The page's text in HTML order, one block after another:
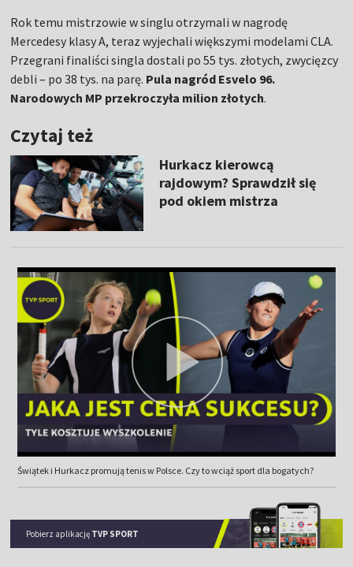
Rok temu mistrzowie w singlu otrzymali w nagrodę
Mercedesy klasy A, teraz wyjechali większymi modelami CLA.
Przegrani finaliści singla dostali po 55 tys. złotych, zwycięzcy
debli – po 38 tys. na parę. Pula nagród Esvelo 96.
Narodowych MP przekroczyła milion złotych.
Czytaj też
Hurkacz kierowcą
rajdowym? Sprawdził się
pod okiem mistrza
Świątek i Hurkacz promują tenis w Polsce. Czy to wciąż sport dla bogatych?
Pobierz aplikację TVP SPORT